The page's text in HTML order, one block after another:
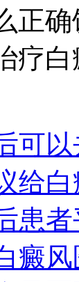
正
疗
可
给
患
癜